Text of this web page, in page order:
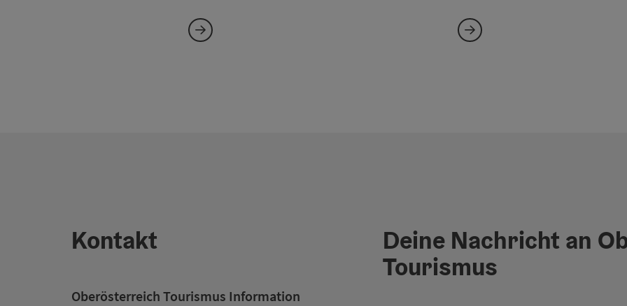
Kontakt
Oberösterreich Tourismus Information
Deine Nachricht an
Tourismus